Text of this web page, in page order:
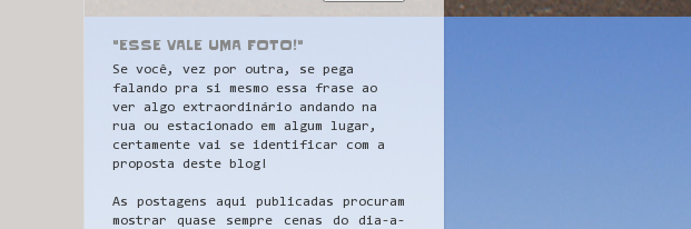
"ESSE VALE UMA FOTO!"
Se você, vez por outra, se pega
falando pra si mesmo essa frase ao
ver algo extraordinário andando na
rua ou estacionado em algum lugar,
certamente vai se identificar com a
proposta deste blog!
As postagens aqui publicadas procuram
mostrar quase sempre cenas do dia-a-